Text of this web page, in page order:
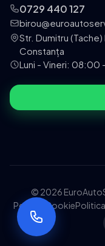
0729 440 127
Str. Dumitru
Constanța
Luni - Vineri: 08:00
© 2026
Politica Cookie